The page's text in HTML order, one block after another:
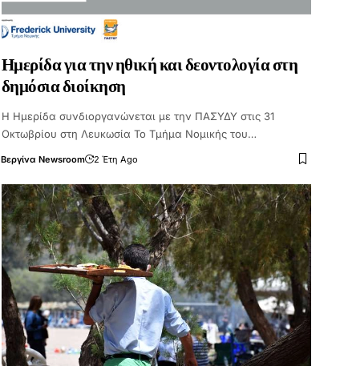
Ημερίδα για την ηθική και δεοντολογία στη
δημόσια διοίκηση
Η Ημερίδα συνδιοργανώνεται με την ΠΑΣΥΔΥ στις 31
Οκτωβρίου στη Λευκωσία Το Τμήμα Νομικής του…
Βεργίνα Newsroom 2 Έτη Ago